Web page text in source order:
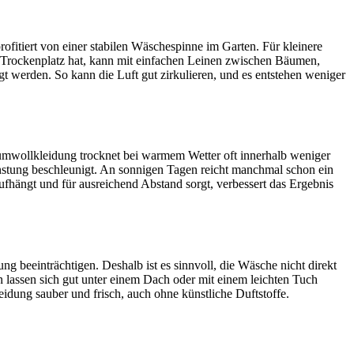
von einer stabilen Wäschespinne im Garten. Für kleinere
hat, kann mit einfachen Leinen zwischen Bäumen,
werden. So kann die Luft gut zirkulieren, und es entstehen weniger
trocknet bei warmem Wetter oft innerhalb weniger
beschleunigt. An sonnigen Tagen reicht manchmal schon ein
und für ausreichend Abstand sorgt, verbessert das Ergebnis
beeinträchtigen. Deshalb ist es sinnvoll, die Wäsche nicht direkt
sich gut unter einem Dach oder mit einem leichten Tuch
sauber und frisch, auch ohne künstliche Duftstoffe.